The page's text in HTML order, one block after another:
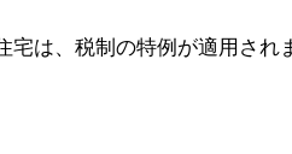
は、税制の特例が適用され